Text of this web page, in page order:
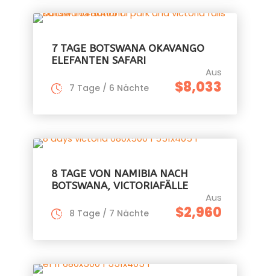
7 TAGE BOTSWANA OKAVANGO
ELEFANTEN SAFARI
Aus
$8,033
7 Tage / 6 Nächte
8 TAGE VON NAMIBIA NACH
BOTSWANA, VICTORIAFÄLLE
Aus
$2,960
8 Tage / 7 Nächte